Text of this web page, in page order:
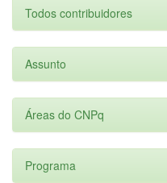
Todos contribuidores
Assunto
Áreas do CNPq
Programa